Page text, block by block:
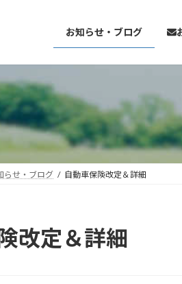
お知らせ・ブログ
らせ・ブログ 自動車保険改定＆詳細
改定＆詳細